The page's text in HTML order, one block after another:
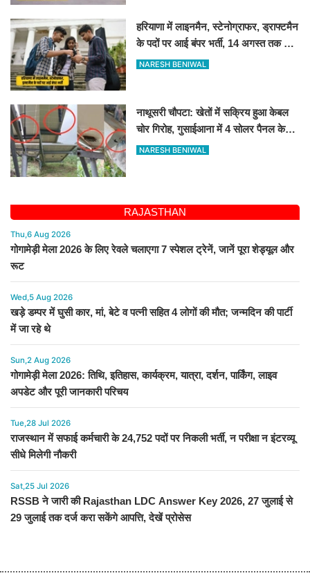
हरियाणा में लाइनमैन, स्टेनोग्राफर, ड्राफ्टमैन
के पदों पर आई बंपर भर्ती, 14 अगस्त तक करें
आवेदन
NARESH BENIWAL
नाथूसरी चौपटा: खेतों में सक्रिय हुआ केबल
चोर गिरोह, गुसाईआना में 4 सोलर पैनल केबल
की चोरी
NARESH BENIWAL
RAJASTHAN
Thu,6 Aug 2026
गोगामेड़ी मेला 2026 के लिए रेवले चलाएगा 7 स्पेशल ट्रेनें, जानें पूरा शेड्यूल और
रूट
Wed,5 Aug 2026
खड़े डम्पर में घुसी कार, मां, बेटे व पत्नी सहित 4 लोगों की मौत; जन्मदिन की पार्टी
में जा रहे थे
Sun,2 Aug 2026
गोगामेड़ी मेला 2026: तिथि, इतिहास, कार्यक्रम, यात्रा, दर्शन, पार्किंग, लाइव
अपडेट और पूरी जानकारी परिचय
Tue,28 Jul 2026
राजस्थान में सफाई कर्मचारी के 24,752 पदों पर निकली भर्ती, न परीक्षा न इंटरव्यू
सीधे मिलेगी नौकरी
Sat,25 Jul 2026
RSSB ने जारी की Rajasthan LDC Answer Key 2026, 27 जुलाई से
29 जुलाई तक दर्ज करा सकेंगे आपत्ति, देखें प्रोसेस